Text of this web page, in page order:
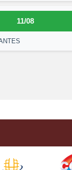
11/08